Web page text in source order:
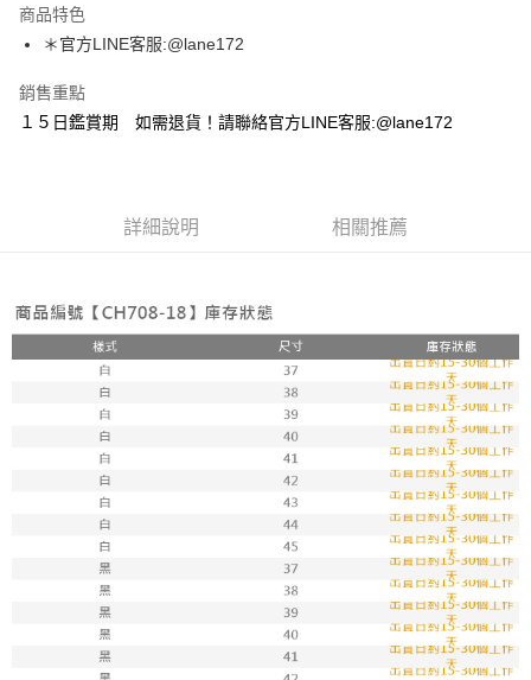
Apple Pay
街口支付
悠遊付
付款後全家取貨
每筆NT$100，滿NT$1,800(含以上)免運費
7-11取貨付款
每筆NT$100，滿NT$1,800(含以上)免運費
付款後711取貨
每筆NT$100，滿NT$1,800(含以上)免運費
每筆NT$150，滿NT$1,800(含以上)免運費
商品特色
＊官方LINE客服:@lane172
銷售重點
１５日鑑賞期 如需退貨！請聯絡官方LINE客服:@lane172
詳細說明 相關推薦